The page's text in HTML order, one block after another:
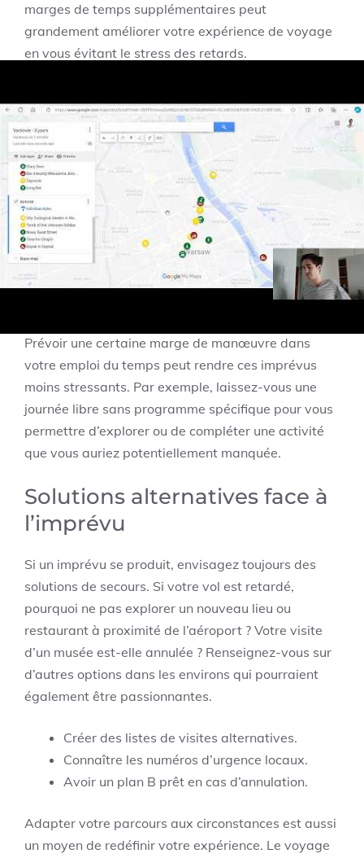
marges de temps supplémentaires peut
grandement améliorer votre expérience de voyage
en vous évitant le stress des retards.
Faire face aux imprévus :
flexibilité et adaptabilité
Peu importe combien vous avez soigneusement
planifié, des imprévus peuvent survenir. Tout
voyageur a déjà vécu des situations inattendues,
qu’il s’agisse d’un vol annulé ou d’une attraction
fermée au moment de la visite. La clé est
d’apprendre à naviguer ces défis avec agilité et
Prévoir une certaine marge de manœuvre dans
votre emploi du temps peut rendre ces imprévus
moins stressants. Par exemple, laissez-vous une
journée libre sans programme spécifique pour vous
permettre d’explorer ou de compléter une activité
que vous auriez potentiellement manquée.
Solutions alternatives face à
l’imprévu
Si un imprévu se produit, envisagez toujours des
solutions de secours. Si votre vol est retardé,
pourquoi ne pas explorer un nouveau lieu ou
restaurant à proximité de l’aéroport ? Votre visite
d’un musée est-elle annulée ? Renseignez-vous sur
d’autres options dans les environs qui pourraient
également être passionnantes.
Créer des listes de visites alternatives.
Connaître les numéros d’urgence locaux.
Avoir un plan B prêt en cas d’annulation.
Adapter votre parcours aux circonstances est aussi
un moyen de redéfinir votre expérience. Le voyage